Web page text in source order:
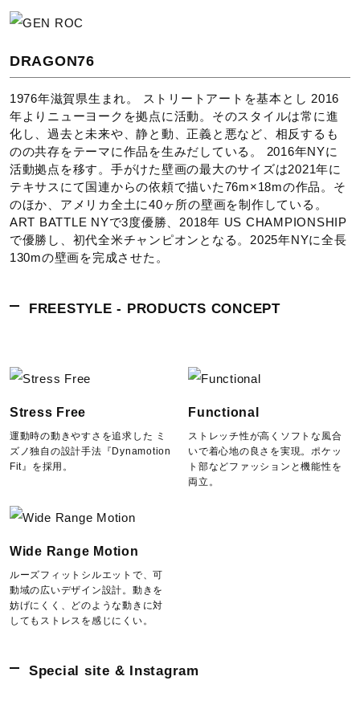
ル）40％
原産国
中国製
発売シーズン
2025年秋冬
DRAGON76
1976年滋賀県生まれ。 ストリートアートを基本とし 2016
年よりニューヨークを拠点に活動。そのスタイルは常に進
化し、過去と未来や、静と動、正義と悪など、相反するも
のの共存をテーマに作品を生みだしている。 2016年NYに
活動拠点を移す。手がけた壁画の最大のサイズは2021年に
テキサスにて国連からの依頼で描いた76m×18mの作品。そ
のほか、アメリカ全土に40ヶ所の壁画を制作している。
ART BATTLE NYで3度優勝、2018年 US CHAMPIONSHIP
で優勝し、初代全米チャンピオンとなる。2025年NYに全長
130mの壁画を完成させた。
FREESTYLE - PRODUCTS CONCEPT
Stress Free
運動時の動きやすさを追求した ミ
ズノ独自の設計手法『Dynamotion
Fit』を採用。
Functional
ストレッチ性が高くソフトな風合
いで着心地の良さを実現。ポケッ
ト部などファッションと機能性を
両立。
Wide Range Motion
ルーズフィットシルエットで、可
動域の広いデザイン設計。動きを
妨げにくく、どのような動きに対
してもストレスを感じにくい。
Special site & Instagram